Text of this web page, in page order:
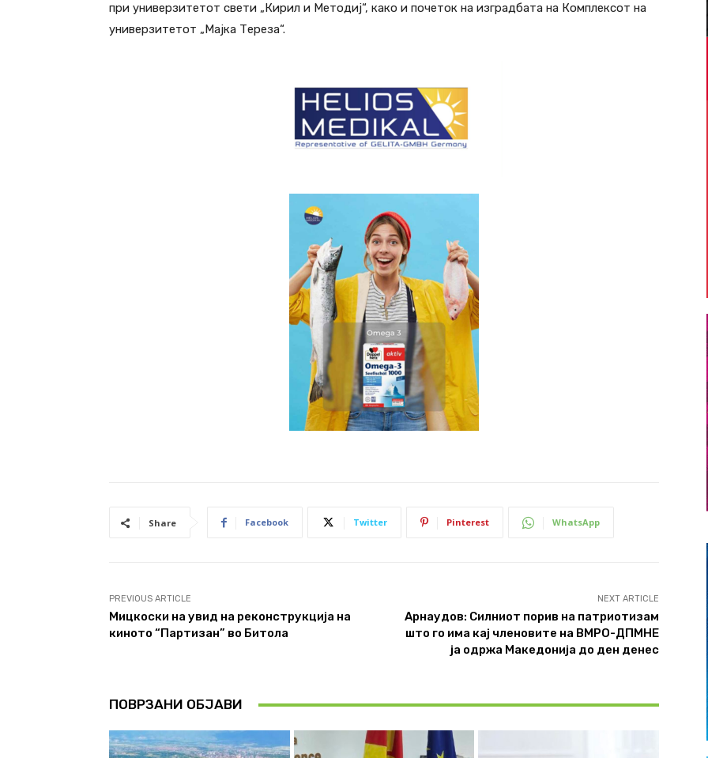
при универзитетот свети „Кирил и Методиј“, како и почеток на изградбата на Комплексот на
универзитетот „Мајка Тереза“.
Share Facebook Twitter Pinterest WhatsApp
PREVIOUS ARTICLE
Мицкоски на увид на реконструкција на
киното “Партизан” во Битола
NEXT ARTICLE
Арнаудов: Силниот порив на патриотизам
што го има кај членовите на ВМРО-ДПМНЕ
ја одржа Македонија до ден денес
ПОВРЗАНИ ОБЈАВИ